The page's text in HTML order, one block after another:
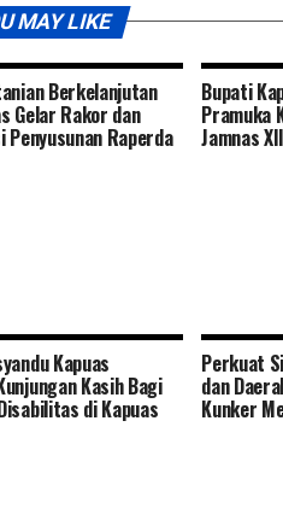
MAY LIKE
Berkelanjutan
Gelar Rakor dan
Raperda
Bupati
Pramuka
Jamnas
Kapuas
Kasih Bagi
di Kapuas
Perkuat
dan
Kunker